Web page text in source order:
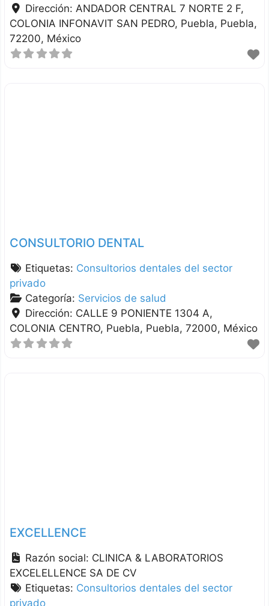
Dirección: ANDADOR CENTRAL 7 NORTE 2 F,
COLONIA INFONAVIT SAN PEDRO Puebla Puebla
72200 México
CONSULTORIO DENTAL
Etiquetas: Consultorios dentales del sector
privado
Categoría: Servicios de salud
Dirección: CALLE 9 PONIENTE 1304 A,
COLONIA CENTRO Puebla Puebla 72000 México
EXCELLENCE
Razón social: CLINICA & LABORATORIOS
EXCELELLENCE SA DE CV
Etiquetas: Consultorios dentales del sector
privado